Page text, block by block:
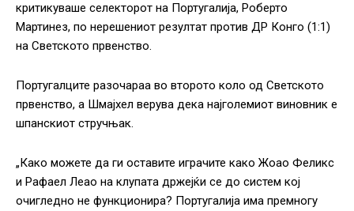
критикуваше селекторот на Португалија, Роберто
Мартинез, по нерешениот резултат против ДР Конго (1:1)
на Светското првенство.
Португалците разочараа во второто коло од Светското
првенство, а Шмајхел верува дека најголемиот виновник е
шпанскиот стручњак.
„Како можете да ги оставите играчите како Жоао Феликс
и Рафаел Леао на клупата држејќи се до систем кој
очигледно не функционира? Португалија има премногу